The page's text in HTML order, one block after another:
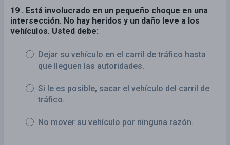
19 . Está involucrado en un pequeño choque en una
intersección. No hay heridos y un daño leve a los
vehículos. Usted debe:
Dejar su vehículo en el carril de tráfico hasta
que lleguen las autoridades.
Si le es posible, sacar el vehículo del carril de
tráfico.
No mover su vehículo por ninguna razón.